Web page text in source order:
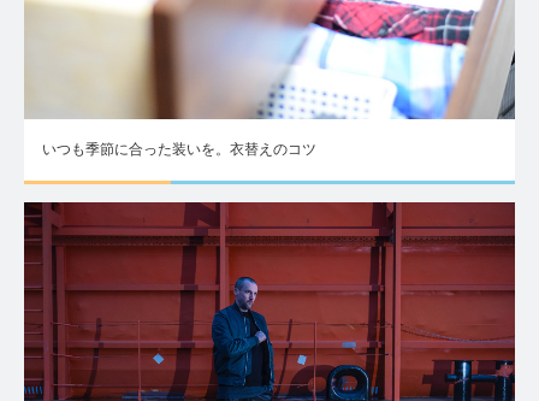
いつも季節に合った装いを。衣替えのコツ